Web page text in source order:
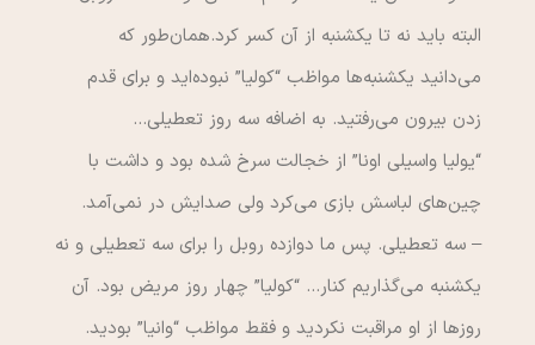
البته بايد نه تا يكشنبه از آن كسر كرد.همان‌طور كه
مي‌دانيد يكشنبه‌ها مواظب “كوليا” نبوده‌ايد و براي قدم
زدن بيرون مي‌رفتيد. به اضافه سه روز تعطيلي…
“يوليا واسيلي اونا” از خجالت سرخ شده بود و داشت با
چين‌هاي لباسش‌ بازي مي‌كرد ولي صدايش در نمي‌آمد.
– سه تعطيلي. پس ما دوازده روبل را براي سه تعطيلي و نه
يكشنبه مي‌‌گذاريم كنار… “كوليا” چهار روز مريض بود. آن
روزها از او مراقبت نكرديد و فقط مواظب “وانيا” بوديد.